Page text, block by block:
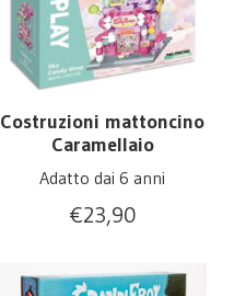
Costruzioni mattoncino
Caramellaio
Adatto dai 6 anni
€23,90